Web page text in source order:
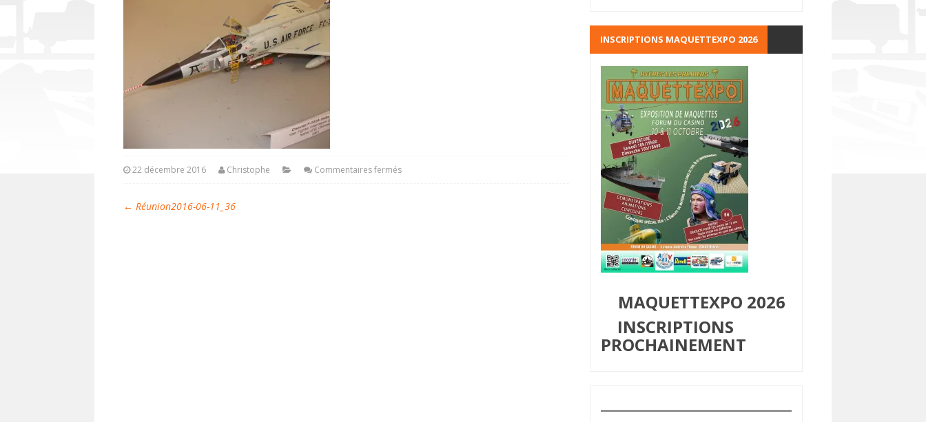
22 décembre 2016 Christophe Commentaires fermés
← Réunion2016-06-11_36
INSCRIPTIONS MAQUETTEXPO 2026
MAQUETTEXPO 2026
INSCRIPTIONS
PROCHAINEMENT